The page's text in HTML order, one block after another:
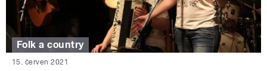
Folk a country
15. červen 2021